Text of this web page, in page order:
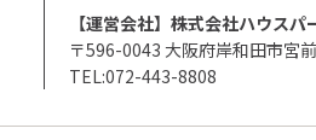
【運営会社】株式会社ハウスパ
〒596-0043 大阪府岸和田市宮
TEL:072-443-8808